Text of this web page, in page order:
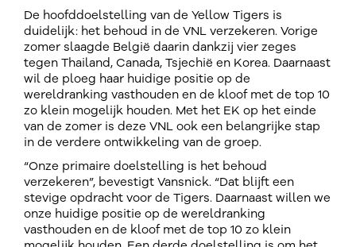
De hoofddoelstelling van de Yellow Tigers is
duidelijk: het behoud in de VNL verzekeren. Vorige
zomer slaagde België daarin dankzij vier zeges
tegen Thailand, Canada, Tsjechië en Korea. Daarnaast
wil de ploeg haar huidige positie op de
wereldranking vasthouden en de kloof met de top 10
zo klein mogelijk houden. Met het EK op het einde
van de zomer is deze VNL ook een belangrijke stap
in de verdere ontwikkeling van de groep.
“Onze primaire doelstelling is het behoud
verzekeren”, bevestigt Vansnick. “Dat blijft een
stevige opdracht voor de Tigers. Daarnaast willen we
onze huidige positie op de wereldranking
vasthouden en de kloof met de top 10 zo klein